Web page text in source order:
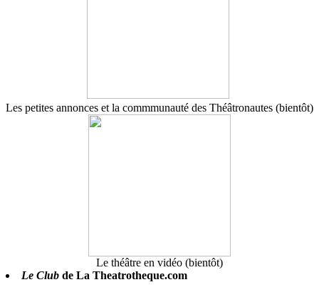
Les petites annonces et la commmunauté des Théâtronautes (bientôt)
Le théâtre en vidéo (bientôt)
Le Club de La Theatrotheque.com